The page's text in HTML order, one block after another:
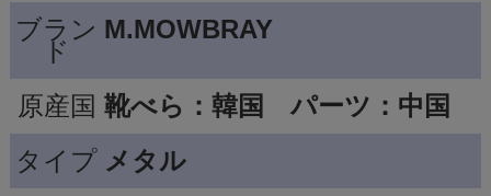
ブラン
ド
M.MOWBRAY
原産国 靴べら：韓国 パーツ：中国
タイプ メタル